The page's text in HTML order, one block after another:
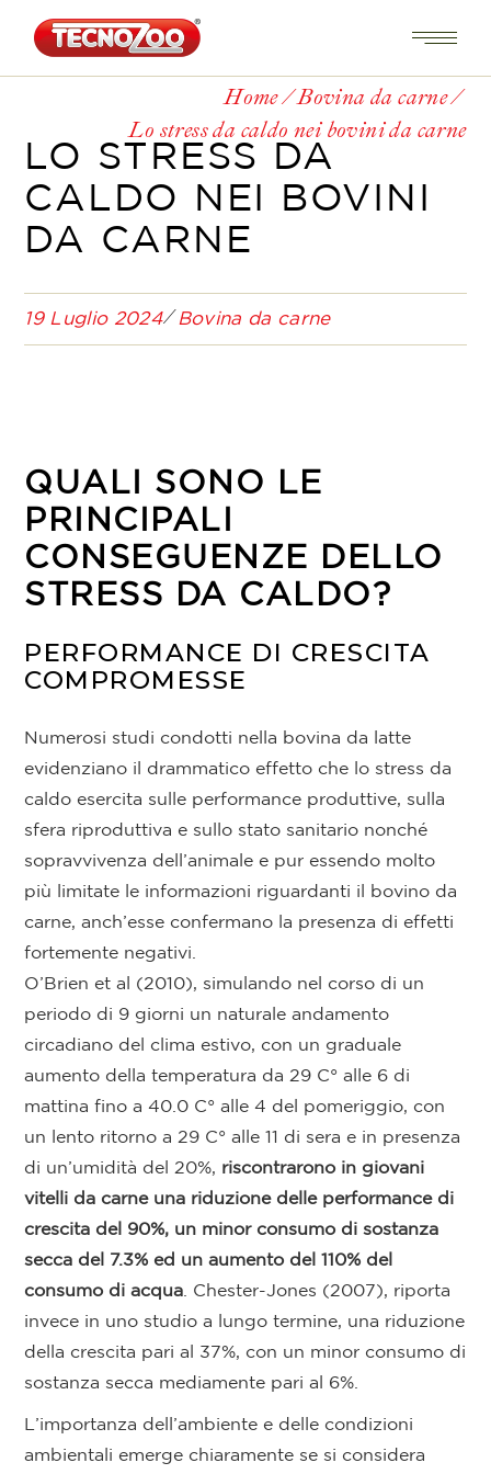
Home
Bovina da carne
Lo stress da caldo nei bovini da carne
LO STRESS DA
CALDO NEI BOVINI
DA CARNE
19 Luglio 2024 Bovina da carne
QUALI SONO LE
PRINCIPALI
CONSEGUENZE DELLO
STRESS DA CALDO?
PERFORMANCE DI CRESCITA
COMPROMESSE
Numerosi studi condotti nella bovina da latte
evidenziano il drammatico effetto che lo stress da
caldo esercita sulle performance produttive, sulla
sfera riproduttiva e sullo stato sanitario nonché
sopravvivenza dell’animale e pur essendo molto
più limitate le informazioni riguardanti il bovino da
carne, anch’esse confermano la presenza di effetti
fortemente negativi.
O’Brien et al (2010), simulando nel corso di un
periodo di 9 giorni un naturale andamento
circadiano del clima estivo, con un graduale
aumento della temperatura da 29 C° alle 6 di
mattina fino a 40.0 C° alle 4 del pomeriggio, con
un lento ritorno a 29 C° alle 11 di sera e in presenza
di un’umidità del 20%, riscontrarono in giovani
vitelli da carne una riduzione delle performance di
crescita del 90%, un minor consumo di sostanza
secca del 7.3% ed un aumento del 110% del
consumo di acqua . Chester-Jones (2007), riporta
invece in uno studio a lungo termine, una riduzione
della crescita pari al 37%, con un minor consumo di
sostanza secca mediamente pari al 6%.
L’importanza dell’ambiente e delle condizioni
ambientali emerge chiaramente se si considera